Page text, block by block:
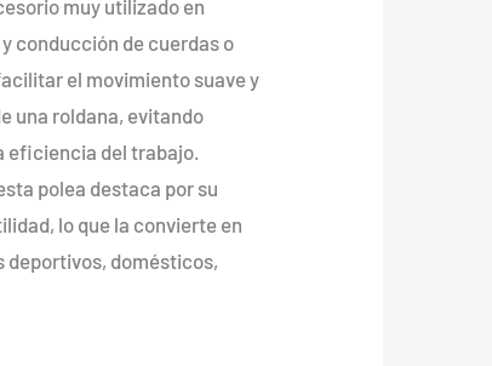
€
€
muy utilizado en
conducción de cuerdas o
el movimiento suave y
una roldana, evitando
eficiencia del trabajo.
polea destaca por su
lo que la convierte en
deportivos, domésticos,